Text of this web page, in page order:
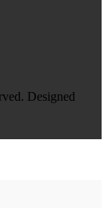
Designed